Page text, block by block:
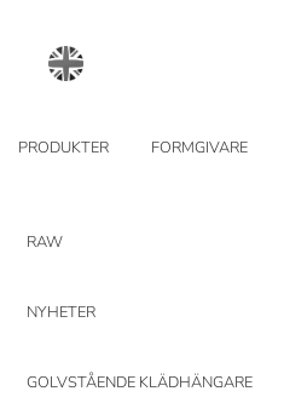
PRODUKTER FORMGIVARE
RAW
NYHETER
GOLVSTÅENDE KLÄDHÄNGARE